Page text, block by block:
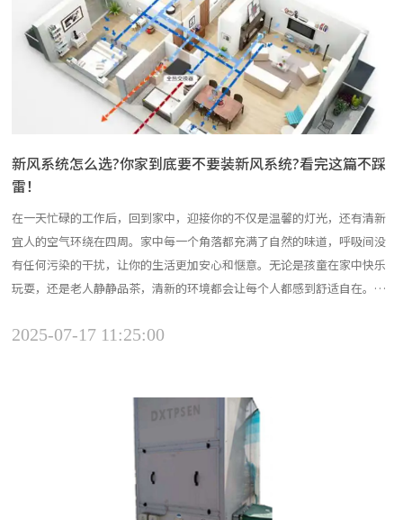
新风系统怎么选?你家到底要不要装新风系统?看完这篇不踩
雷！
在一天忙碌的工作后，回到家中，迎接你的不仅是温馨的灯光，还有清新
宜人的空气环绕在四周。家中每一个角落都充满了自然的味道，呼吸间没
有任何污染的干扰，让你的生活更加安心和惬意。无论是孩童在家中快乐
玩耍，还是老人静静品茶，清新的环境都会让每个人都感到舒适自在。你
系统，它们能为你的生活带来什么变化。如何挑选合适的新风系统①、是
2025-07-17 11:25:00